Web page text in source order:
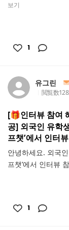
보기
1
유그린
閲覧数
[🎁인터뷰 참여
공] 외국인 유학
프챗’에서 인터
안녕하세요. 외국
프챗’에서 인터뷰
1